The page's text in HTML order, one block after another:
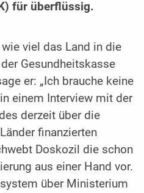
für überflüssig.
viel das Land in die
Gesundheitskasse
er: „Ich brauche keine
einem Interview mit der
derzeit über die
finanzierten
Doskozil die schon
aus einer Hand vor.
über Ministerium